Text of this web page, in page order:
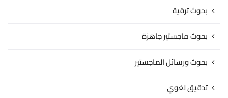
بحوث ترقية
بحوث ماجستير جاهزة
بحوث ورسائل الماجستير
تدقيق لغوي